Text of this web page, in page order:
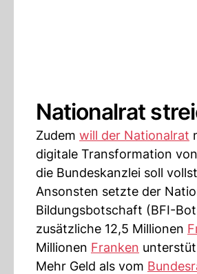
Nationalrat
Zudem will der Nationalrat
digitale Transformation
die Bundeskanzlei soll
Ansonsten setzte der
Bildungsbotschaft (BFI-
zusätzliche 12,5 Millionen
Millionen Franken
Mehr Geld als vom